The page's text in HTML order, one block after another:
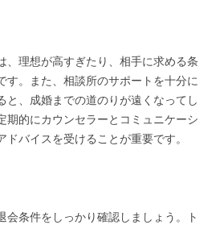
、理想が高すぎたり、相手に求める条
す。また、相談所のサポートを十分に
と、成婚までの道のりが遠くなってし
期的にカウンセラーとコミュニケーシ
ドバイスを受けることが重要です。
会条件をしっかり確認しましょう。ト